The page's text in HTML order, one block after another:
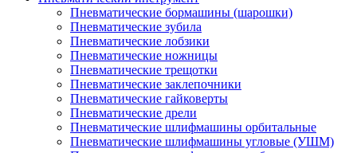
Пневматические бормашины (шарошки)
Пневматические зубила
Пневматические лобзики
Пневматические ножницы
Пневматические трещотки
Пневматические заклепочники
Пневматические гайковерты
Пневматические дрели
Пневматические шлифмашины орбитальные
Пневматические шлифмашины угловые (УШМ)